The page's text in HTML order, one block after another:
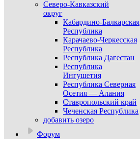
Северо-Кавказский
округ
Кабардино-Балкарская
Республика
Карачаево-Черкесская
Республика
Республика Дагестан
Республика
Ингушетия
Республика Северная
Осетия — Алания
Ставропольский край
Чеченская Республика
добавить озеро
Форум